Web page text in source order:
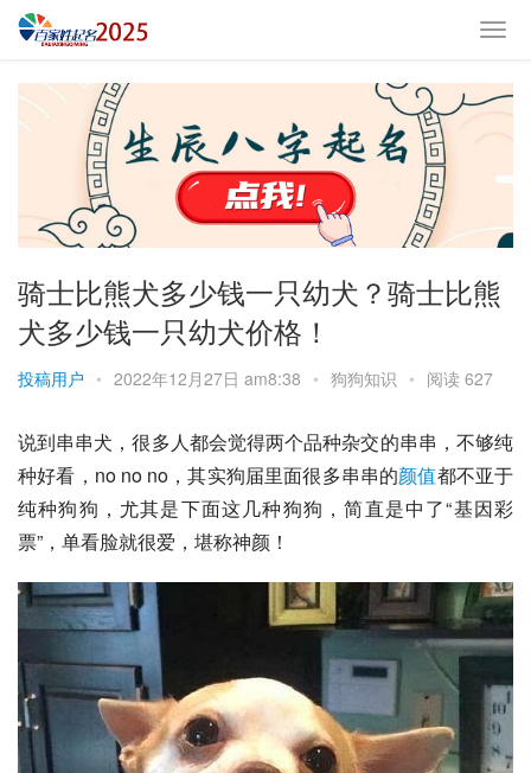
骑士比熊犬多少钱一只幼犬？骑士比熊
犬多少钱一只幼犬价格！
投稿用户 • 2022年12月27日 am8:38 • 狗狗知识 • 阅读 627
说到串串犬，很多人都会觉得两个品种杂交的串串，不够纯
种好看，no no no，其实狗届里面很多串串的颜值都不亚于
纯种狗狗，尤其是下面这几种狗狗，简直是中了“基因彩
票”，单看脸就很爱，堪称神颜！